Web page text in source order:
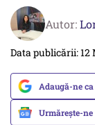
Autor:
Data publicării: 12
Adaugă-ne
Urmărește-ne